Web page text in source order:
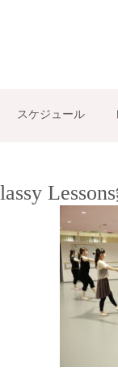
スケジュール